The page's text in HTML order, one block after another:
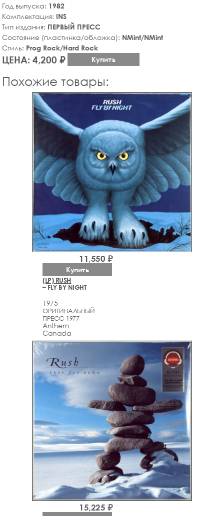
Год выпуска: 1982
Комплектация: INS
Тип издания: ПЕРВЫЙ ПРЕСС
Состояние (пластинка/обложка): NMint/NMint
Стиль: Prog Rock/Hard Rock
ЦЕНА: 4,200 ₽ Купить
Похожие товары:
(LP) RUSH
– FLY BY NIGHT
1975
ОРИГИНАЛЬНЫЙ
ПРЕСС 1977
Anthem
Canada
11,550 ₽
Купить
15,225 ₽